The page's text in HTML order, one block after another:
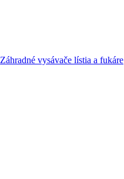
Záhradné vysávače lístia a fukáre